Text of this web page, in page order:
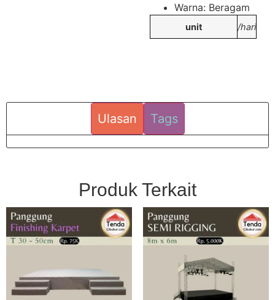
Warna: Beragam
unit /hari
Ulasan Tags
Produk Terkait